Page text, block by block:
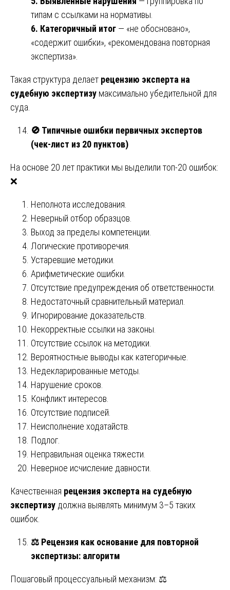
типам с ссылками на нормативы.
6. Категоричный итог — «не обосновано»,
«содержит ошибки», «рекомендована повторная
экспертиза».
Такая структура делает рецензию эксперта на
судебную экспертизу максимально убедительной для
суда.
🚫 Типичные ошибки первичных экспертов
(чек-лист из 20 пунктов)
На основе 20 лет практики мы выделили топ-20 ошибок:
❌
Неполнота исследования.
Неверный отбор образцов.
Выход за пределы компетенции.
Логические противоречия.
Устаревшие методики.
Арифметические ошибки.
Отсутствие предупреждения об ответственности.
Недостаточный сравнительный материал.
Игнорирование доказательств.
Некорректные ссылки на законы.
Отсутствие ссылок на методики.
Вероятностные выводы как категоричные.
Недекларированные методы.
Нарушение сроков.
Конфликт интересов.
Отсутствие подписей.
Неисполнение ходатайств.
Подлог.
Неправильная оценка тяжести.
Неверное исчисление давности.
Качественная рецензия эксперта на судебную
экспертизу должна выявлять минимум 3–5 таких
ошибок.
⚖️ Рецензия как основание для повторной
экспертизы: алгоритм
Пошаговый процессуальный механизм: ⚖️